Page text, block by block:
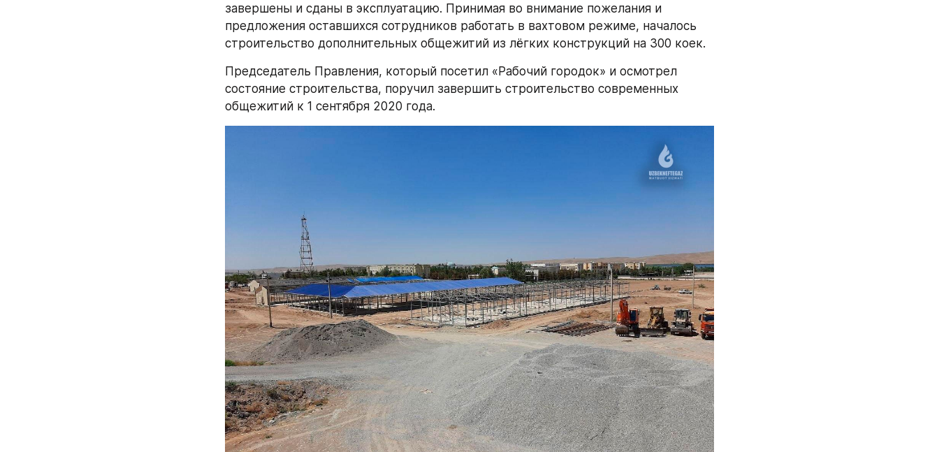
завершены и сданы в эксплуатацию. Принимая во внимание пожелания и
предложения оставшихся сотрудников работать в вахтовом режиме, началось
строительство дополнительных общежитий из лёгких конструкций на 300 коек.
Председатель Правления, который посетил «Рабочий городок» и осмотрел
состояние строительства, поручил завершить строительство современных
общежитий к 1 сентября 2020 года.